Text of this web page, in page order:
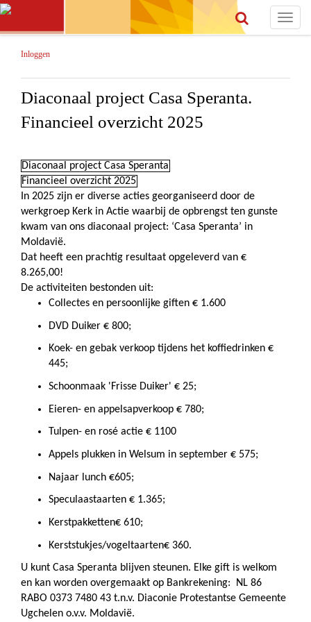
Toggle
Inloggen
Diaconaal project Casa Speranta.
Financieel overzicht 2025
Diaconaal project Casa Speranta
Financieel overzicht 2025
In 2025 zijn er diverse acties georganiseerd door de
werkgroep Kerk in Actie waarbij de opbrengst ten gunste
kwam van ons diaconaal project: ‘Casa Speranta’ in
Moldavië.
Dat heeft een prachtig resultaat opgeleverd van €
8.265,00!
De activiteiten bestonden uit:
Collectes en persoonlijke giften € 1.600
DVD Duiker € 800;
Koek- en gebak verkoop tijdens het koffiedrinken €
445;
Schoonmaak 'Frisse Duiker' € 25;
Eieren- en appelsapverkoop € 780;
Tulpen- en rosé actie € 1100
Appels plukken in Welsum in september € 575;
Najaar lunch €605;
Speculaastaarten € 1.365;
Kerstpakketten€ 610;
Kerststukjes/vogeltaarten€ 360.
U kunt Casa Speranta blijven steunen. Elke gift is welkom
en kan worden overgemaakt op Bankrekening: NL 86
RABO 0373 7480 43 t.n.v. Diaconie Protestantse Gemeente
Ugchelen o.v.v. Moldavië.